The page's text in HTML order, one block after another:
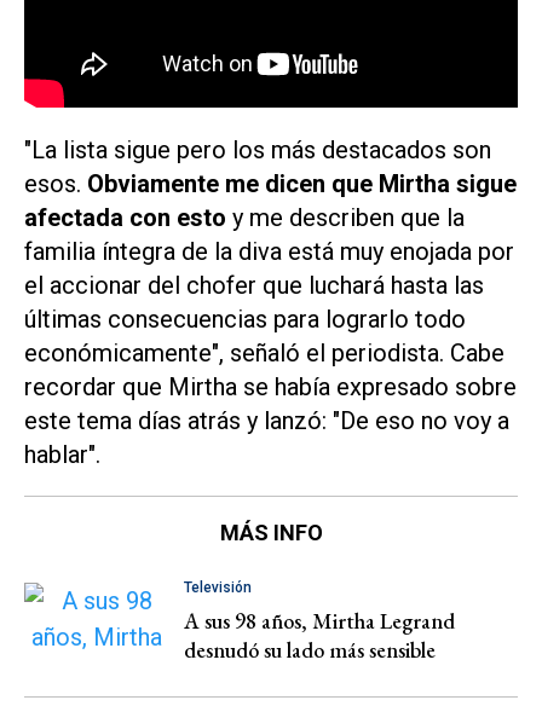
"La lista sigue pero los más destacados son
esos. Obviamente me dicen que Mirtha sigue
afectada con esto y me describen que la
familia íntegra de la diva está muy enojada por
el accionar del chofer que luchará hasta las
últimas consecuencias para lograrlo todo
económicamente", señaló el periodista. Cabe
recordar que Mirtha se había expresado sobre
este tema días atrás y lanzó: "De eso no voy a
hablar".
MÁS INFO
Televisión
A sus 98 años, Mirtha Legrand
desnudó su lado más sensible